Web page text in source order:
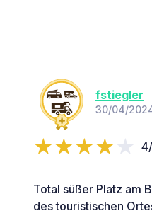
fstiegler
30/04/
Total süßer Platz am
des touristischen